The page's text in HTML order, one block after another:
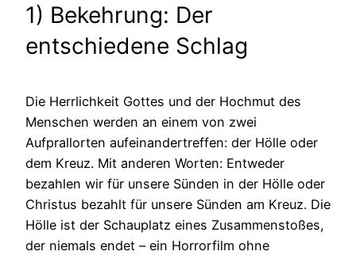
1) Bekehrung: Der
entschiedene Schlag
Die Herrlichkeit Gottes und der Hochmut des
Menschen werden an einem von zwei
Aufprallorten aufeinandertreffen: der Hölle oder
dem Kreuz. Mit anderen Worten: Entweder
bezahlen wir für unsere Sünden in der Hölle oder
Christus bezahlt für unsere Sünden am Kreuz. Die
Hölle ist der Schauplatz eines Zusammenstoßes,
der niemals endet – ein Horrorfilm ohne